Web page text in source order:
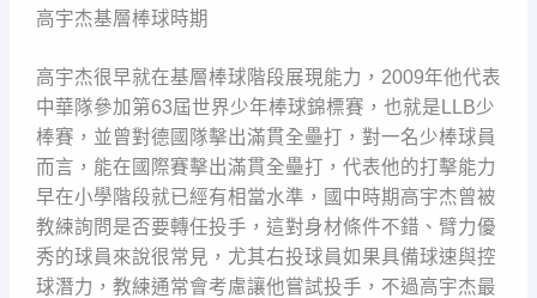
高宇杰基層棒球時期
高宇杰很早就在基層棒球階段展現能力，2009年他代表
中華隊參加第63屆世界少年棒球錦標賽，也就是LLB少
棒賽，並曾對德國隊擊出滿貫全壘打，對一名少棒球員
而言，能在國際賽擊出滿貫全壘打，代表他的打擊能力
早在小學階段就已經有相當水準，國中時期高宇杰曾被
教練詢問是否要轉任投手，這對身材條件不錯、臂力優
秀的球員來說很常見，尤其右投球員如果具備球速與控
球潛力，教練通常會考慮讓他嘗試投手，不過高宇杰最